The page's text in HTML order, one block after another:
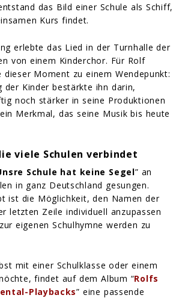
das Bild einer Schule als Schiff,
Kurs findet.
erlebte das Lied in der Turnhalle der
von einem Kinderchor. Für Rolf
dieser Moment zu einem Wendepunkt:
der Kinder bestärkte ihn darin,
noch stärker in seine Produktionen
Merkmal, das seine Musik bis heute
viele Schulen verbindet
Schule hat keine Segel” an
in ganz Deutschland gesungen.
ist die Möglichkeit, den Namen der
letzten Zeile individuell anzupassen
eigenen Schulhymne werden zu
mit einer Schulklasse oder einem
findet auf dem Album “Rolfs
Playbacks” eine passende